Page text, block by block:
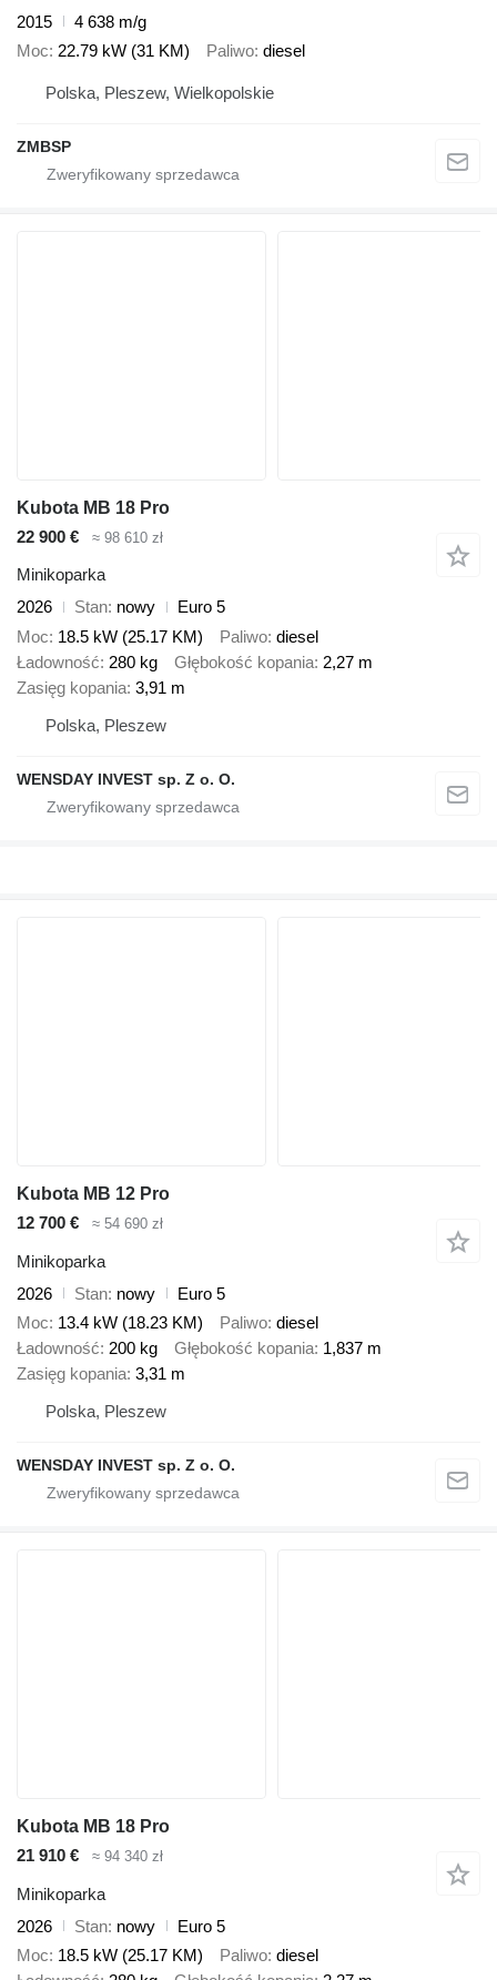
2015
4 638 m/g
Moc 22.79 kW (31 KM) Paliwo diesel
Polska, Pleszew, Wielkopolskie
ZMBSP
Kubota MB 18 Pro
22 900 €
≈ 98 610 zł
Minikoparka
2026
Stan nowy
Euro 5
Moc 18.5 kW (25.17 KM) Paliwo diesel
Ładowność 280 kg Głębokość kopania 2,27 m
Zasięg kopania 3,91 m
Polska, Pleszew
WENSDAY INVEST sp. Z o. O.
Kubota MB 12 Pro
12 700 €
≈ 54 690 zł
Minikoparka
2026
Stan nowy
Euro 5
Moc 13.4 kW (18.23 KM) Paliwo diesel
Ładowność 200 kg Głębokość kopania 1,837 m
Zasięg kopania 3,31 m
Polska, Pleszew
WENSDAY INVEST sp. Z o. O.
Kubota MB 18 Pro
21 910 €
≈ 94 340 zł
Minikoparka
2026
Stan nowy
Euro 5
Moc 18.5 kW (25.17 KM) Paliwo diesel